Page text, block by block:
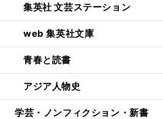
集英社 文芸ステーション
web 集英社文庫
青春と読書
アジア人物史
学芸・ノンフィクション・新書